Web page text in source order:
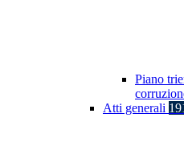
Piano
Atti generali